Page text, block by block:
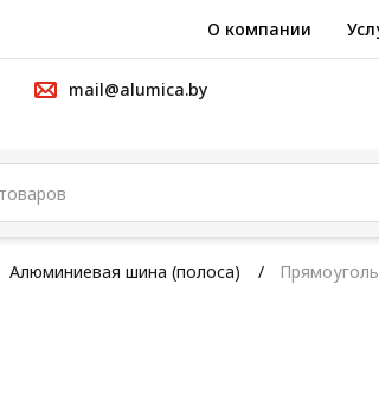
О компании
mail@alumica.by
Алюминиевая шина (полоса)